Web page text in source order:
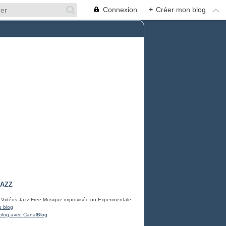
Connexion + Créer mon blog
Jazz Free Musique improvisée ou Experimentale
blog
avec CanalBlog